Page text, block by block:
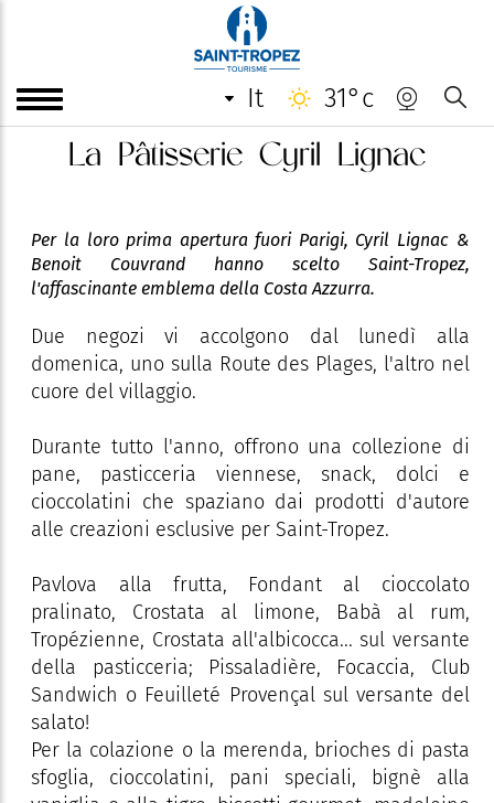
it 31°c
La Pâtisserie Cyril Lignac
Per la loro prima apertura fuori Parigi, Cyril Lignac &
Benoit Couvrand hanno scelto Saint-Tropez,
l'affascinante emblema della Costa Azzurra.
Due negozi vi accolgono dal lunedì alla
domenica, uno sulla Route des Plages, l'altro nel
cuore del villaggio.
Durante tutto l'anno, offrono una collezione di
pane, pasticceria viennese, snack, dolci e
cioccolatini che spaziano dai prodotti d'autore
alle creazioni esclusive per Saint-Tropez.
Pavlova alla frutta, Fondant al cioccolato
pralinato, Crostata al limone, Babà al rum,
Tropézienne, Crostata all'albicocca... sul versante
della pasticceria; Pissaladière, Focaccia, Club
Sandwich o Feuilleté Provençal sul versante del
salato!
Per la colazione o la merenda, brioches di pasta
sfoglia, cioccolatini, pani speciali, bignè alla